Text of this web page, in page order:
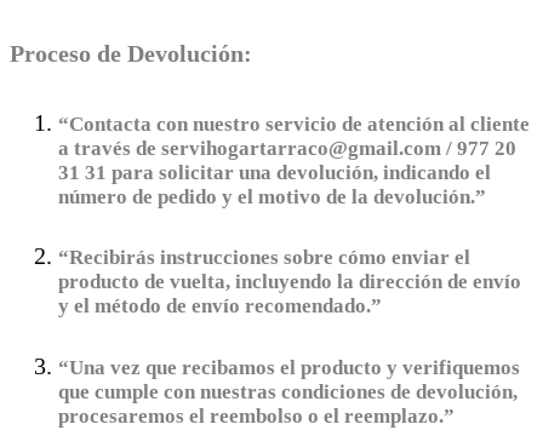
Proceso de Devolución:
“Contacta con nuestro servicio de atención al cliente
a través de servihogartarraco@gmail.com / 977 20
31 31 para solicitar una devolución, indicando el
número de pedido y el motivo de la devolución.”
“Recibirás instrucciones sobre cómo enviar el
producto de vuelta, incluyendo la dirección de envío
y el método de envío recomendado.”
“Una vez que recibamos el producto y verifiquemos
que cumple con nuestras condiciones de devolución,
procesaremos el reembolso o el reemplazo.”